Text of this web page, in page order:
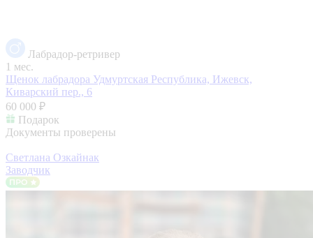
Лабрадор-ретривер
1 мес.
Щенок лабрадора Удмуртская Республика, Ижевск,
Киварский пер., 6
60 000 ₽
Подарок
Документы проверены
Светлана Озкайнак
Заводчик